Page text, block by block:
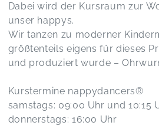
Dabei wird der Kursraum zur
unser happys.
Wir tanzen zu moderner
größtenteils eigens für dieses
und produziert wurde –
Kurstermine nappydancers®️
samstags: 09:00 Uhr und 10:15
donnerstags: 16:00 Uhr